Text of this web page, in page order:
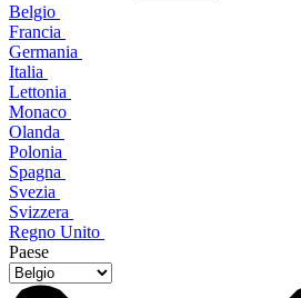
Belgio
Francia
Germania
Italia
Lettonia
Monaco
Olanda
Polonia
Spagna
Svezia
Svizzera
Regno Unito
Paese